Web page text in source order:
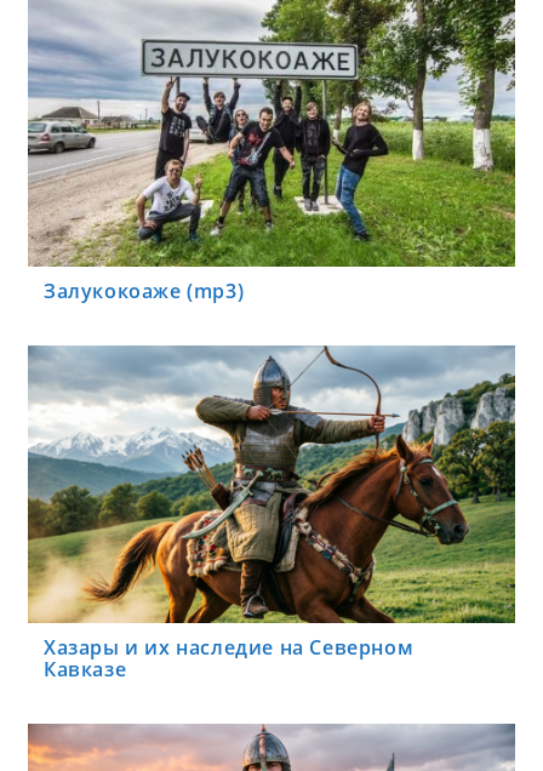
Залукокоаже (mp3)
Хазары и их наследие на Северном
Кавказе